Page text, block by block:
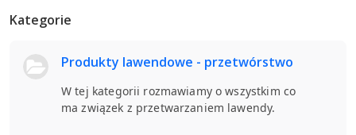
Kategorie
Produkty lawendowe - przetwórstwo
W tej kategorii rozmawiamy o wszystkim co
ma związek z przetwarzaniem lawendy.